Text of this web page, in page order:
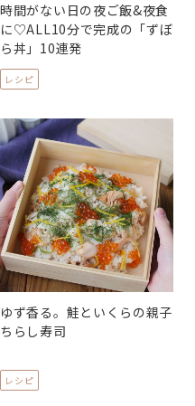
時間がない日の夜ご飯&夜食
に♡ALL10分で完成の「ずぼ
ら丼」10連発
レシピ
ゆず香る。鮭といくらの親子
ちらし寿司
レシピ